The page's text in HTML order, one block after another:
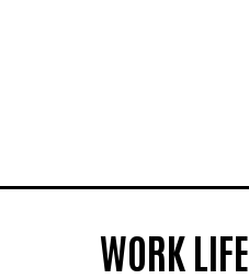
WORK LIFE